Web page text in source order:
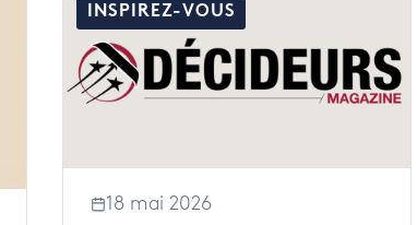
INSPIREZ-VOUS
18 mai 2026